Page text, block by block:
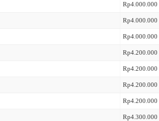
Rp4.000.000
Rp4.000.000
Rp4.000.000
Rp4.200.000
Rp4.200.000
Rp4.200.000
Rp4.200.000
Rp4.300.000